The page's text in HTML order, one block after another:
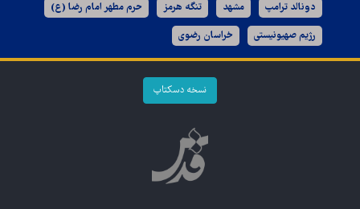
دونالد ترامپ مشهد تنگه هرمز حرم مطهر امام رضا (ع)
رژیم صهیونیستی خراسان رضوی
نسخه دسکتاپ